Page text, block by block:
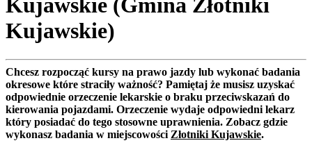
Kujawskie (Gmina Złotniki
Kujawskie)
Chcesz rozpocząć kursy na prawo jazdy lub wykonać badania
okresowe które straciły ważność? Pamiętaj że musisz uzyskać
odpowiednie orzeczenie lekarskie o braku przeciwskazań do
kierowania pojazdami. Orzeczenie wydaje odpowiedni lekarz
który posiadać do tego stosowne uprawnienia. Zobacz gdzie
wykonasz badania w miejscowości Złotniki Kujawskie.